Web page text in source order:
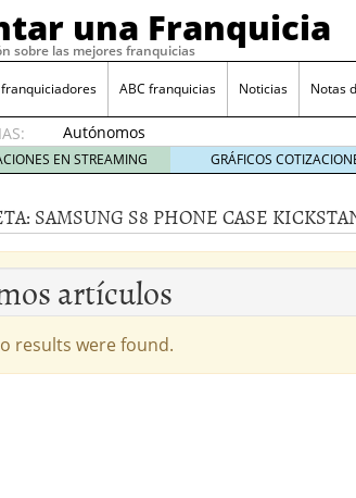
una Franquicia
sobre las mejores franquicias
franquiciadores ABC franquicias Noticias Notas
Autónomos
y baja
laboral
2014
¿Quieres ser emprendedor? Esto es lo
tener 4 julio 2014
¿Está tu negocio listo para franquiciarse?
Eureka Vending: una opción práctica
EN STREAMING GRÁFICOS
SAMSUNG S8 PHONE CASE
artículos
results were found.